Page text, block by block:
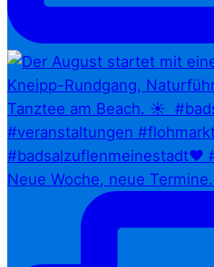
Neue Woche, neue